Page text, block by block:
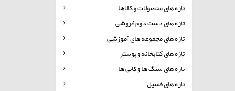
تازه های محصولات و کالاها
تازه های دست دوم فروشی
تازه های مجموعه های آموزشی
تازه های کتابخانه و پوستر
تازه های سنگ ها و کانی ها
تازه های فسیل